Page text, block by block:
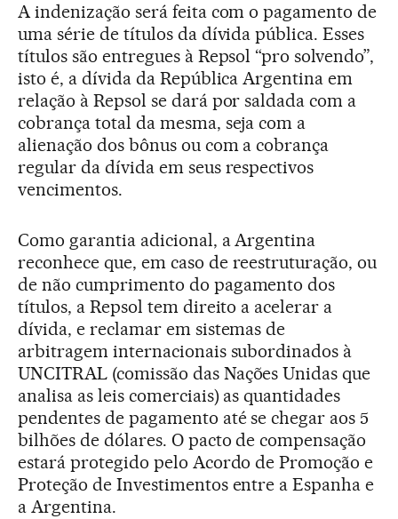
A indenização será feita com o pagamento de
uma série de títulos da dívida pública. Esses
títulos são entregues à Repsol “pro solvendo”,
isto é, a dívida da República Argentina em
relação à Repsol se dará por saldada com a
cobrança total da mesma, seja com a
alienação dos bônus ou com a cobrança
regular da dívida em seus respectivos
vencimentos.
Como garantia adicional, a Argentina
reconhece que, em caso de reestruturação, ou
de não cumprimento do pagamento dos
títulos, a Repsol tem direito a acelerar a
dívida, e reclamar em sistemas de
arbitragem internacionais subordinados à
UNCITRAL (comissão das Nações Unidas que
analisa as leis comerciais) as quantidades
pendentes de pagamento até se chegar aos 5
bilhões de dólares. O pacto de compensação
estará protegido pelo Acordo de Promoção e
Proteção de Investimentos entre a Espanha e
a Argentina.